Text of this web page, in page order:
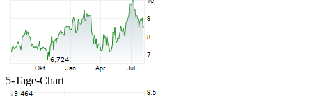
5-Tage-Chart